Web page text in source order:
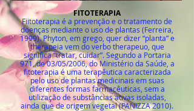
FITOTERAPIA
Fiitoterapia é a prevenção e o tratamento de
doenças mediante o uso de plantas (Ferreira,
1999). Phyton, em grego, quer dizer “planta” e
therapeia vem do verbo therapeuo, que
significa “tratar, cuidar”. Segundo a Portaria
971, de 03/05/2006, do Ministério da Saúde, a
fitoterapia é uma terapêutica caracterizada
pelo uso de plantas medicinais em suas
diferentes formas farmacêuticas, sem a
utilização de substâncias ativas isoladas,
ainda que de origem vegetal (PANIZZA 2010).